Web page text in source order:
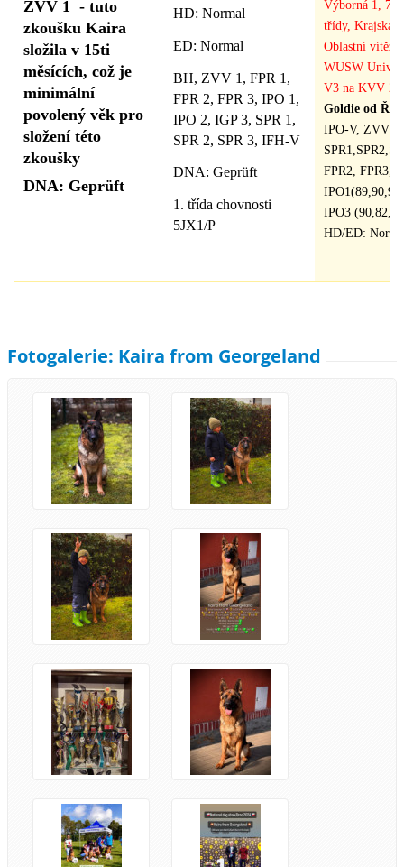
ZVV 1 - tuto
zkoušku Kaira
složila v 15ti
měsících, což je
minimální
povolený věk pro
složení této
zkoušky
DNA: Geprüft
HD: Normal
ED: Normal
BH, ZVV 1, FPR 1,
FPR 2, FPR 3, IPO 1,
IPO 2, IGP 3, SPR 1,
SPR 2, SPR 3, IFH-V
DNA: Geprüft
1. třída chovnosti
5JX1/P
Výborná 1, 7x
třídy, Krajská
Oblastní
WUSW
V3 na KVV
Goldie od
IPO-V,
FPR2, FPR3,
IPO3
HD/ED:
Fotogalerie: Kaira from Georgeland